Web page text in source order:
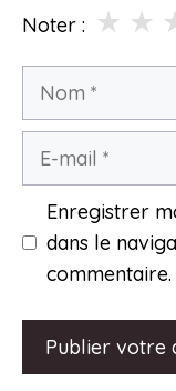
Noter : ★
★
Nom
Enregistrer
dans le
commentaire.